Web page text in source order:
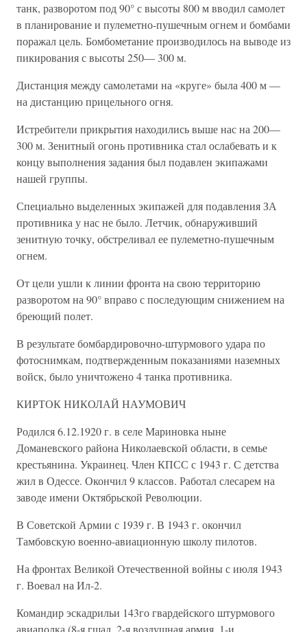
танк, разворотом под 90° с высоты 800 м вводил самолет
в планирование и пулеметно-пушечным огнем и бомбами
поражал цель. Бомбометание производилось на выводе из
пикирования с высоты 250— 300 м.
Дистанция между самолетами на «круге» была 400 м —
на дистанцию прицельного огня.
Истребители прикрытия находились выше нас на 200—
300 м. Зенитный огонь противника стал ослабевать и к
концу выполнения задания был подавлен экипажами
нашей группы.
Специально выделенных экипажей для подавления ЗА
противника у нас не было. Летчик, обнаруживший
зенитную точку, обстреливал ее пулеметно-пушечным
огнем.
От цели ушли к линии фронта на свою территорию
разворотом на 90° вправо с последующим снижением на
бреющий полет.
В результате бомбардировочно-штурмового удара по
фотоснимкам, подтвержденным показаниями наземных
войск, было уничтожено 4 танка противника.
КИРТОК НИКОЛАЙ НАУМОВИЧ
Родился 6.12.1920 г. в селе Мариновка ныне
Доманевского района Николаевской области, в семье
крестьянина. Украинец. Член КПСС с 1943 г. С детства
жил в Одессе. Окончил 9 классов. Работал слесарем на
заводе имени Октябрьской Революции.
В Советской Армии с 1939 г. В 1943 г. окончил
Тамбовскую военно-авиационную школу пилотов.
На фронтах Великой Отечественной войны с июля 1943
г. Воевал на Ил-2.
Командир эскадрильи 143го гвардейского штурмового
авиаполка (8-я гшад, 2-я воздушная армия, 1-и